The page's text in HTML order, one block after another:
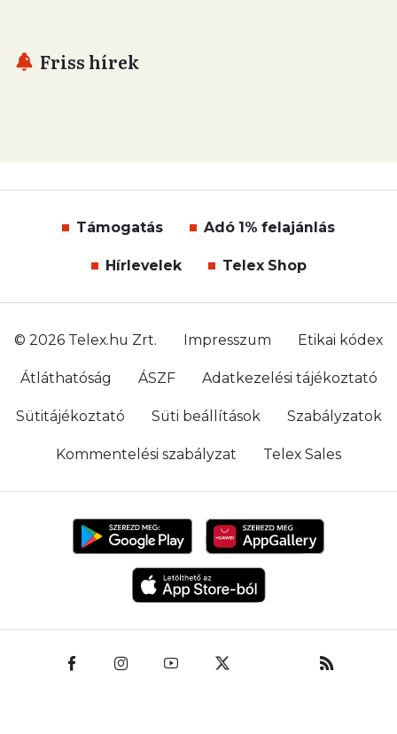
Friss hírek
Támogatás Adó 1% felajánlás
Hírlevelek Telex Shop
© 2026 Telex.hu Zrt. Impresszum Etikai kódex
Átláthatóság ÁSZF Adatkezelési tájékoztató
Sütitájékoztató Süti beállítások Szabályzatok
Kommentelési szabályzat Telex Sales